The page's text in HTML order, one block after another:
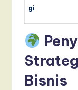
gi
Bisnis